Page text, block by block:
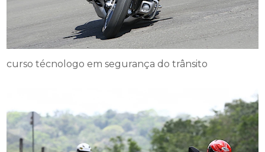
curso técnologo em segurança do trânsito